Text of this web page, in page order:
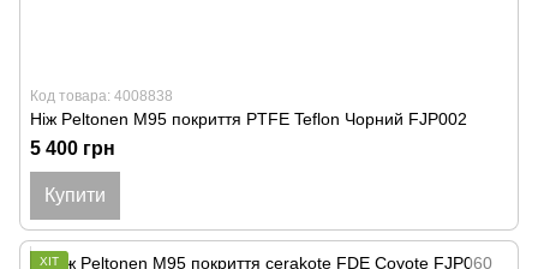
Код товара: 4008838
Ніж Peltonen M95 покриття PTFE Teflon Чорний FJP002
5 400 грн
Купити
ХІТ